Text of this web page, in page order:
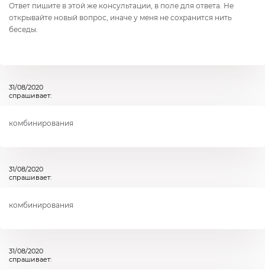
Ответ пишите в этой же консультации, в поле для ответа. Не
открывайте новый вопрос, иначе у меня не сохранится нить
беседы.
31/08/2020
спрашивает:
комбинирования
31/08/2020
спрашивает:
комбинирования
31/08/2020
спрашивает: